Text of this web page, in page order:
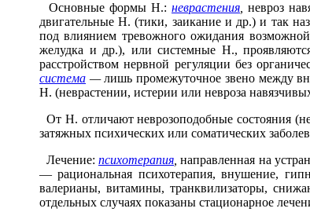
Основные формы Н.: неврастения невроз
двигательные Н. (тики, заикание и др.) и так
под влиянием тревожного ожидания
желудка и др.), или системные Н.,
расстройством нервной регуляции без
система —лишь промежуточное звено между
Н. (неврастении, истерии или невроза
От Н. отличают неврозоподобные состояния
затяжных психических или соматических
Лечение: психотерапия направленная на
— рациональная психотерапия, внушение,
валерианы, витамины, транквилизаторы,
отдельных случаях показаны стационарное